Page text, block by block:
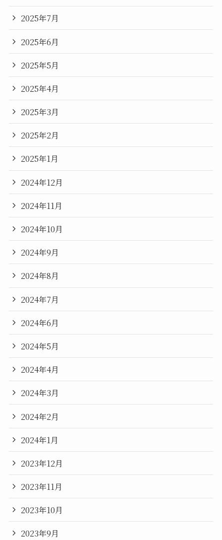
2025年7月
2025年6月
2025年5月
2025年4月
2025年3月
2025年2月
2025年1月
2024年12月
2024年11月
2024年10月
2024年9月
2024年8月
2024年7月
2024年6月
2024年5月
2024年4月
2024年3月
2024年2月
2024年1月
2023年12月
2023年11月
2023年10月
2023年9月